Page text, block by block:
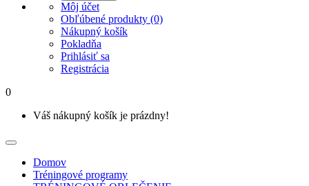
Môj účet
Obľúbené produkty (0)
Nákupný košík
Pokladňa
Prihlásiť sa
Registrácia
0
Váš nákupný košík je prázdny!
Domov
Tréningové programy